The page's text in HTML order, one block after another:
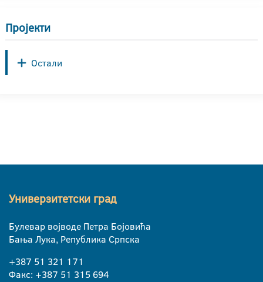
Пројекти
Остали
Универзитетски град
Булевар војводе Петра Бојовића
Бања Лука, Република Српска
+387 51 321 171
Факс: +387 51 315 694